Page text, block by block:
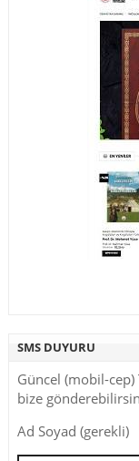
SMS DUYURU
Güncel (mobil-cep)
bize
Ad Soyad (gerekli)